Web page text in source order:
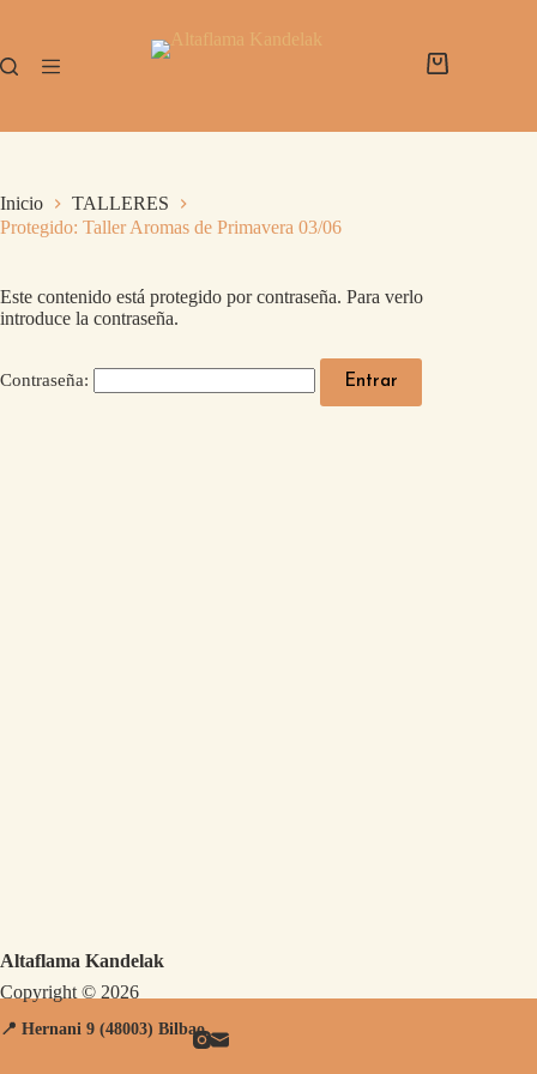
Inicio
TALLERES
Protegido: Taller Aromas de Primavera 03/06
Este contenido está protegido por contraseña. Para verlo
introduce la contraseña.
Contraseña:
Altaflama Kandelak
Copyright © 2026
📍 Hernani 9 (48003) Bilbao